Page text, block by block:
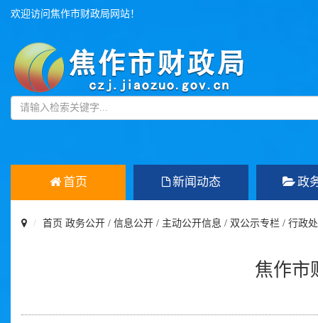
欢迎访问焦作市财政局网站！
首页 新闻动态 政
首页 政务公开 / 信息公开 / 主动公开信息 / 双公示专栏 / 行政
焦作市